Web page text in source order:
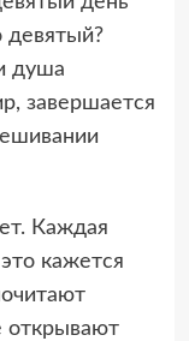
девятый?
душа
завершается
Каждая
кажется
открывают